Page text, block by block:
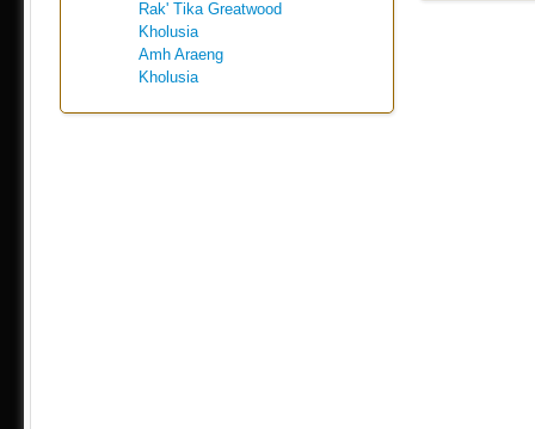
Rak' Tika Greatwood
Kholusia
Amh Araeng
Kholusia